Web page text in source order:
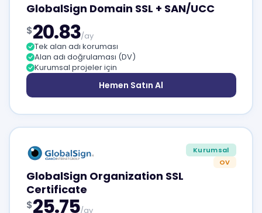
GlobalSign Domain SSL + SAN/UCC
$20.83/ay
Tek alan adı koruması
Alan adı doğrulaması (DV)
Kurumsal projeler için
Hemen Satın Al
Kurumsal
OV
GlobalSign Organization SSL
Certificate
$25.75/ay